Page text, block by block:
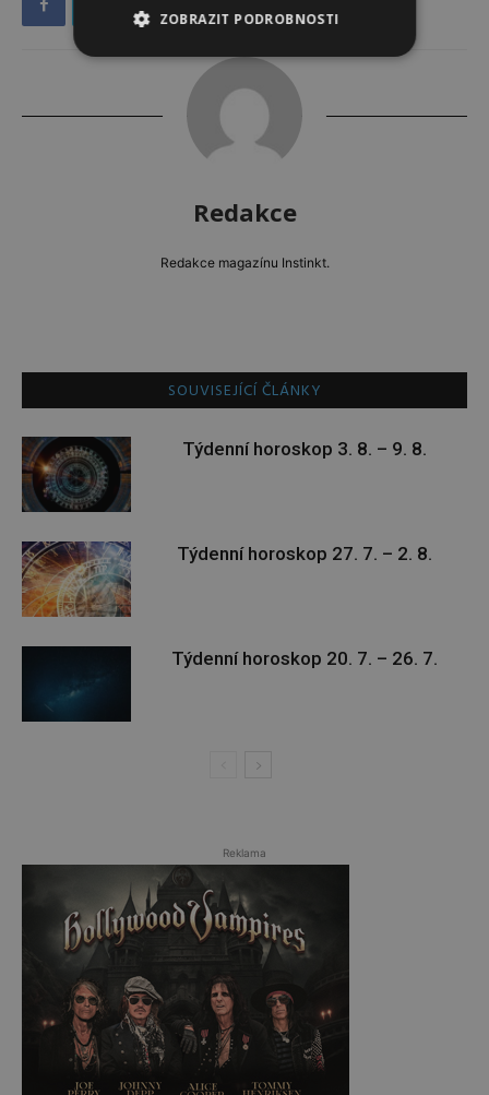
Redakce
Redakce magazínu Instinkt.
SOUVISEJÍCÍ ČLÁNKY
Týdenní horoskop 3. 8. – 9. 8.
Týdenní horoskop 27. 7. – 2. 8.
Týdenní horoskop 20. 7. – 26. 7.
Reklama
ZOBRAZIT PODROBNOSTI